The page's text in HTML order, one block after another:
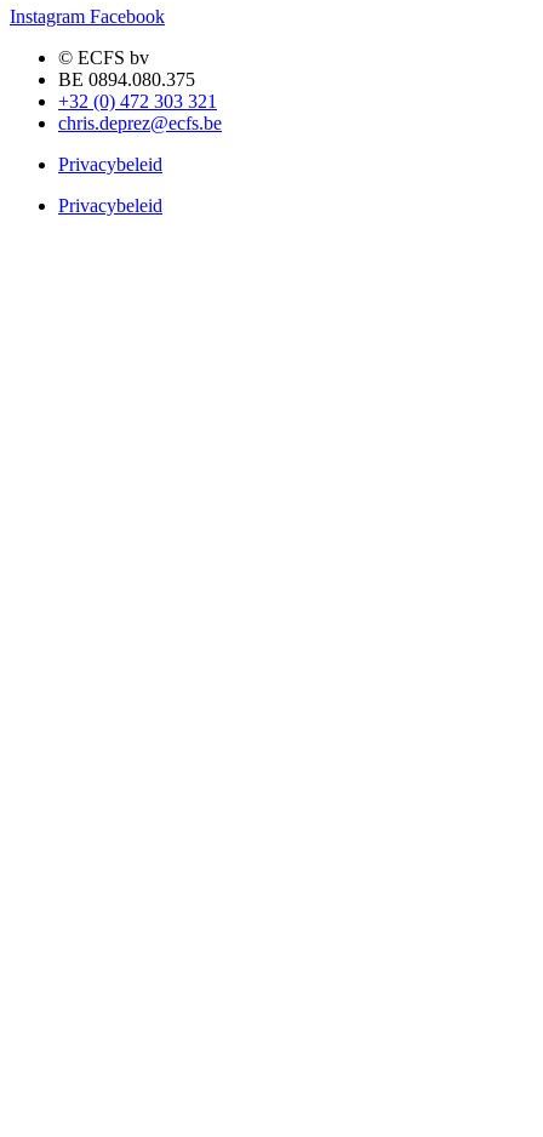
Instagram Facebook
© ECFS bv
BE 0894.080.375
+32 (0) 472 303 321
chris.deprez@ecfs.be
Privacybeleid
Privacybeleid